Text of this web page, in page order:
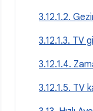
3.12.1.2.
3.12.1.3. TV
3.12.1.4.
3.12.1.5. TV